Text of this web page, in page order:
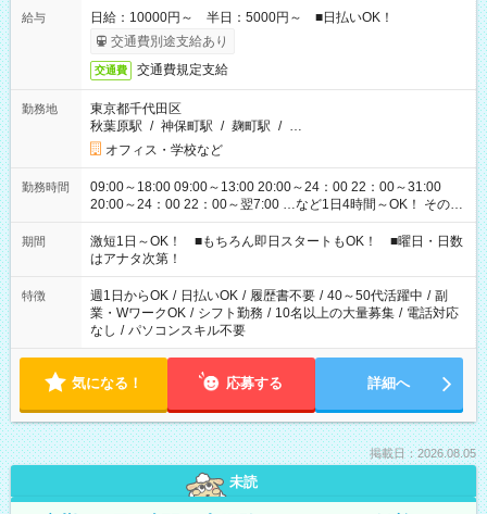
給与
日給：10000円～ 半日：5000円～ ■日払いOK！
交通費別途支給あり
交通費 交通費規定支給
勤務地
東京都千代田区
秋葉原駅 / 神保町駅 / 麹町駅 / …
オフィス・学校など
勤務時間
09:00～18:00 09:00～13:00 20:00～24：00 22：00～31:00
20:00～24：00 22：00～翌7:00 …など1日4時間～OK！ その他
シフトもございます！ お気軽にご相談ください！
期間
激短1日～OK！ ■もちろん即日スタートもOK！ ■曜日・日数
はアナタ次第！
特徴 週1日からOK / 日払いOK / 履歴書不要 / 40～50代活躍中 / 副
業・WワークOK / シフト勤務 / 10名以上の大量募集 / 電話対応
なし / パソコンスキル不要
気になる！ 応募する 詳細へ
掲載日：2026.08.05
未読